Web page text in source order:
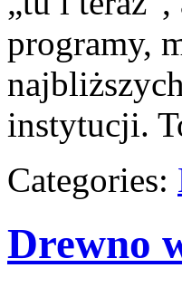
programy,
instytucji.
Categories:
Drewno